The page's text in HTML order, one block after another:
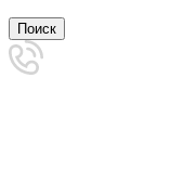
Поиск